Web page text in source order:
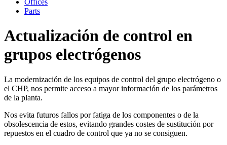
Offices
Parts
Actualización de control en
grupos electrógenos
La modernización de los equipos de control del grupo electrógeno o
el CHP, nos permite acceso a mayor información de los parámetros
de la planta.
Nos evita futuros fallos por fatiga de los componentes o de la
obsolescencia de estos, evitando grandes costes de sustitución por
repuestos en el cuadro de control que ya no se consiguen.